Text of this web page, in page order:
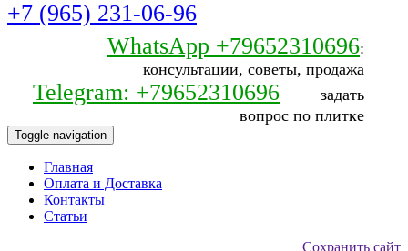
+7 (965) 231-06-96
WhatsApp +79652310696:
консультации, советы, продажа
Telegram: +79652310696
задать
вопрос по плитке
Toggle navigation
Главная
Оплата и Доставка
Контакты
Статьи
Сохранить сайт